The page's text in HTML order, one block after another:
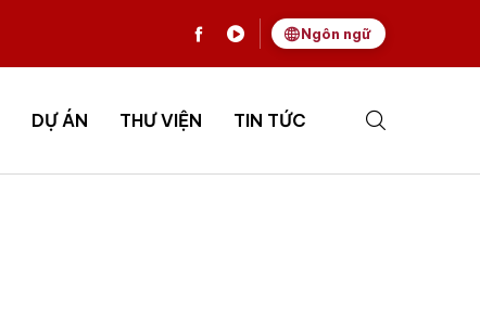
Ngôn ngữ
DỰ ÁN THƯ VIỆN TIN TỨC